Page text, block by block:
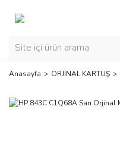
Anasayfa ORJİNAL KARTUŞ